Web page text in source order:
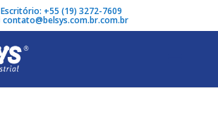
Escritório: +55 (19) 3272-7609
contato@belsys.com.br.com.br